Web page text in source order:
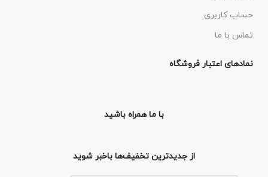
حساب کاربری
تماس با ما
نمادهای اعتبار فروشگاه
با ما همراه باشید
از جدیدترین تخفیف‌ها باخبر شوید